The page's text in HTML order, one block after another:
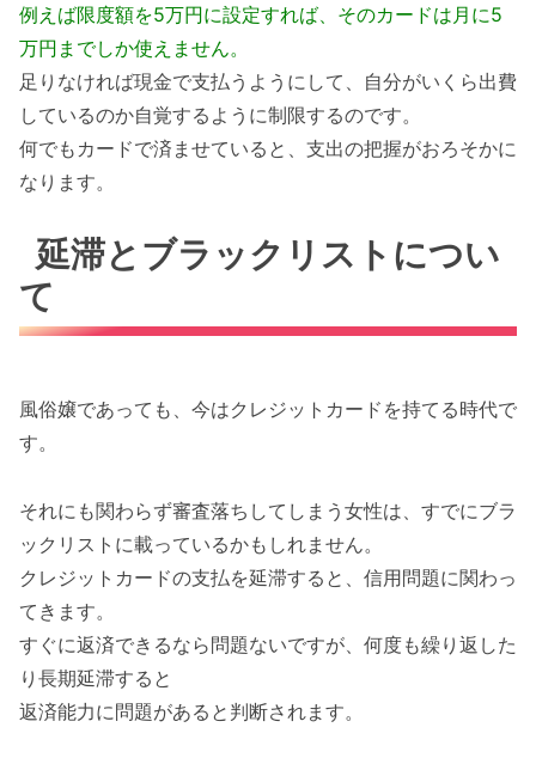
例えば限度額を5万円に設定すれば、そのカードは月に5
万円までしか使えません。
足りなければ現金で支払うようにして、自分がいくら出費
しているのか自覚するように制限するのです。
何でもカードで済ませていると、支出の把握がおろそかに
なります。
延滞とブラックリストについ
て
風俗嬢であっても、今はクレジットカードを持てる時代で
す。
それにも関わらず審査落ちしてしまう女性は、すでにブラ
ックリストに載っているかもしれません。
クレジットカードの支払を延滞すると、信用問題に関わっ
てきます。
すぐに返済できるなら問題ないですが、何度も繰り返した
り長期延滞すると
返済能力に問題があると判断されます。